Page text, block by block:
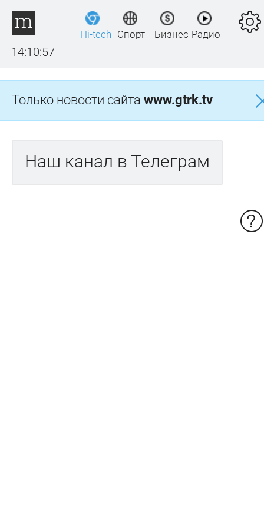
14:10:57
Hi-tech Спорт Бизнес Радио
Только новости сайта www.gtrk.tv
Наш канал в Телеграм